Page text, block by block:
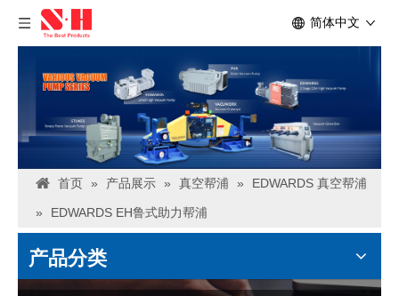
简体中文
首页 » 产品展示 » 真空帮浦 » EDWARDS 真空帮浦
» EDWARDS EH鲁式助力帮浦
产品分类